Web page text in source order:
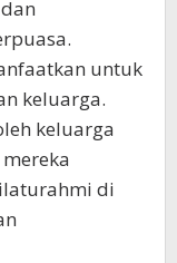
untuk
keluarga.
keluarga
di